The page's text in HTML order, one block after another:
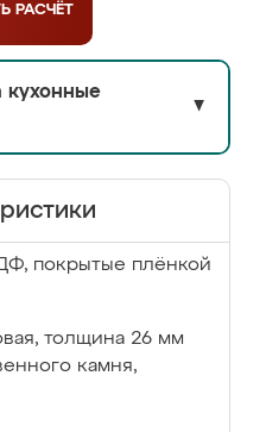
РАСЧЁТ
кухонные
▼
покрытые плёнкой
толщина 26 мм
камня,